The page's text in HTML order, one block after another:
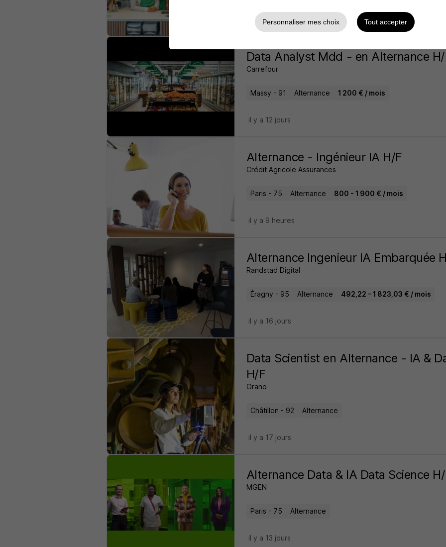
il y a 12 jours
Data Analyst Mdd - en Alternance
Carrefour
Massy - 91 Alternance 1 200 € / mois
il y a 12 jours
Alternance - Ingénieur IA H/F
Crédit Agricole Assurances
Paris - 75 Alternance 800 - 1 900 € / mois
il y a 9 heures
Alternance Ingenieur IA Embarquée
Randstad Digital
Éragny - 95 Alternance 492,22 - 1 823,03 € / mois
il y a 16 jours
Data Scientist en Alternance - IA &
H/F
Orano
Châtillon - 92 Alternance
il y a 17 jours
Alternance Data & IA Data Science
MGEN
Paris - 75 Alternance
il y a 13 jours
Personnaliser mes choix Tout accepter